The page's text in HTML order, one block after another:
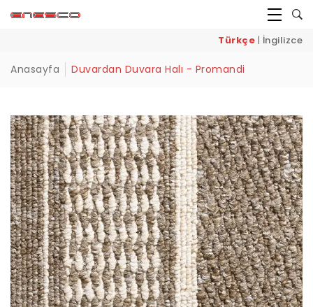
Türkçe | İngilizce
Anasayfa Duvardan Duvara Halı - Promandi